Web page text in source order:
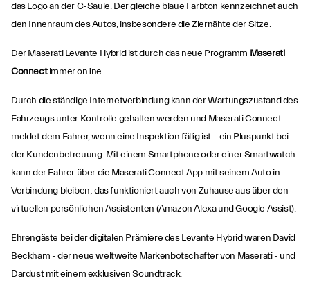
das Logo an der C-Säule. Der gleiche blaue Farbton kennzeichnet auch
den Innenraum des Autos, insbesondere die Ziernähte der Sitze.
Der Maserati Levante Hybrid ist durch das neue Programm Maserati
Connectimmer online.
Durch die ständige Internetverbindung kann der Wartungszustand des
Fahrzeugs unter Kontrolle gehalten werden und Maserati Connect
meldet dem Fahrer, wenn eine Inspektion fällig ist – ein Pluspunkt bei
der Kundenbetreuung. Mit einem Smartphone oder einer Smartwatch
kann der Fahrer über die Maserati Connect App mit seinem Auto in
Verbindung bleiben; das funktioniert auch von Zuhause aus über den
virtuellen persönlichen Assistenten (Amazon Alexa und Google Assist).
Ehrengäste bei der digitalen Prämiere des Levante Hybrid waren David
Beckham - der neue weltweite Markenbotschafter von Maserati - und
Dardust mit einem exklusiven Soundtrack.